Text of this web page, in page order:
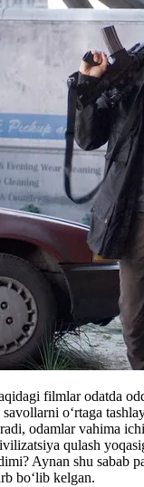
filmlar odatda
o‘rtaga
odamlar vahima
qulash
Aynan shu sabab
bo‘lib kelgan.